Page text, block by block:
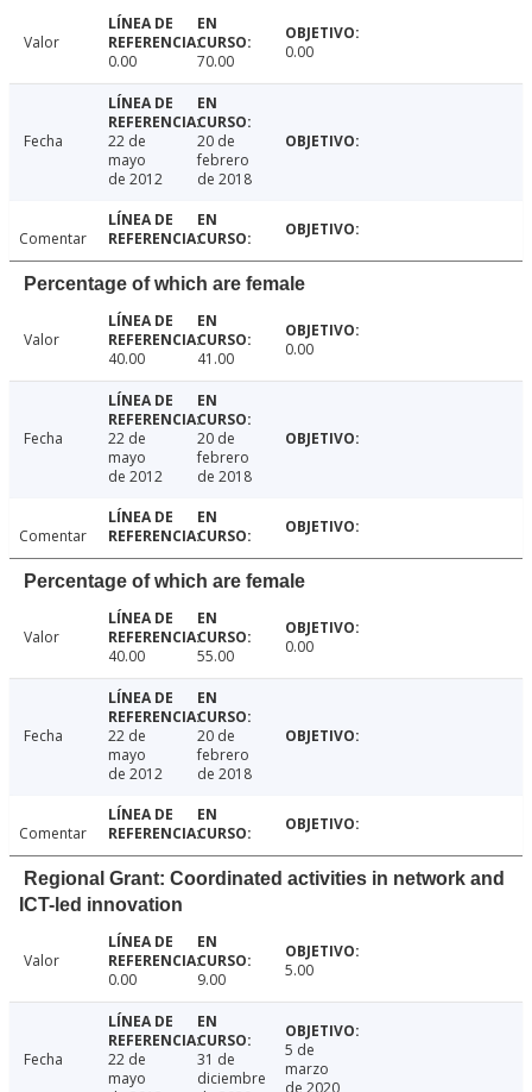
Valor
0.00
70.00 0.00
Fecha
22 de
mayo
de 2012
20 de
febrero
de 2018
Comentar
Percentage of which are female
Valor
40.00
41.00 0.00
Fecha
22 de
mayo
de 2012
20 de
febrero
de 2018
Comentar
Percentage of which are female
Valor
40.00
55.00 0.00
Fecha
22 de
mayo
de 2012
20 de
febrero
de 2018
Comentar
Regional Grant: Coordinated activities in network and
ICT-led innovation
Valor
0.00
9.00 5.00
Fecha
22 de
mayo
31 de
diciembre
5 de
marzo